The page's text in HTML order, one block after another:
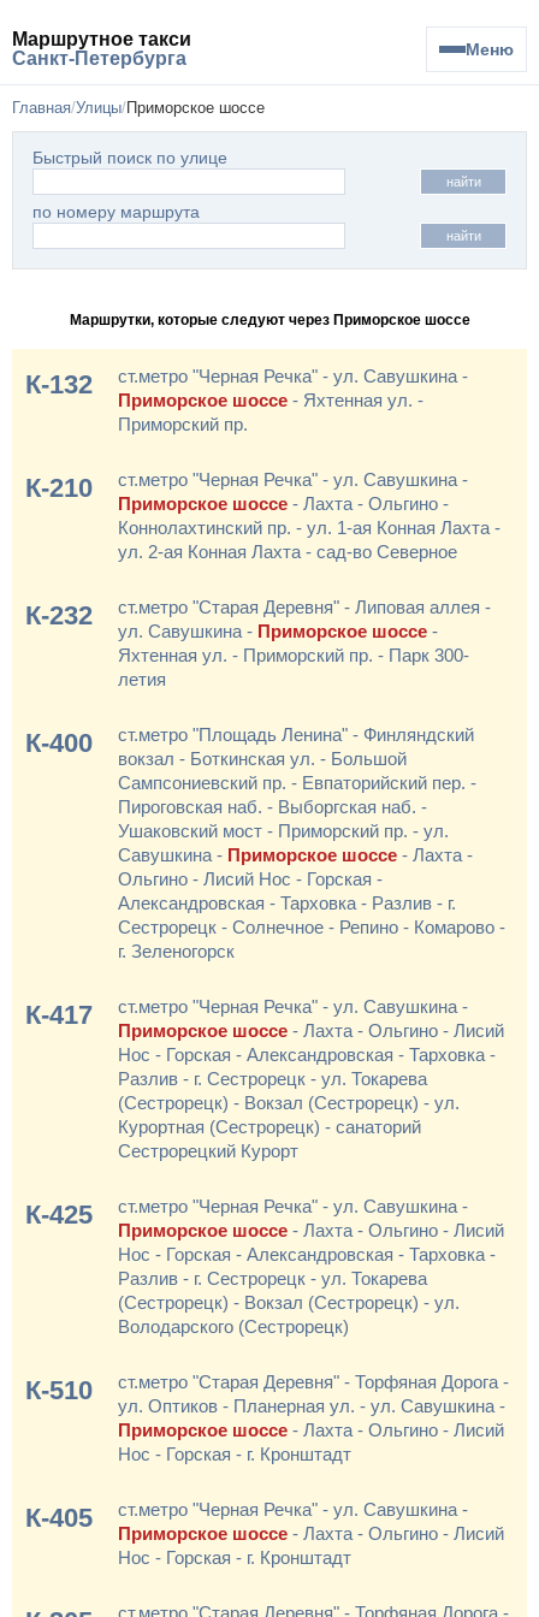
Маршрутное такси
Санкт-Петербурга
Меню
Главная Улицы Приморское шоссе
Быстрый поиск по улице
найти
по номеру маршрута
найти
Маршрутки, которые следуют через Приморское шоссе
К-132
ст.метро "Черная Речка" - ул. Савушкина -
Приморское шоссе - Яхтенная ул. -
Приморский пр.
К-210
ст.метро "Черная Речка" - ул. Савушкина -
Приморское шоссе - Лахта - Ольгино -
Коннолахтинский пр. - ул. 1-ая Конная Лахта -
ул. 2-ая Конная Лахта - сад-во Северное
К-232
ст.метро "Старая Деревня" - Липовая аллея -
ул. Савушкина - Приморское шоссе -
Яхтенная ул. - Приморский пр. - Парк 300-
летия
К-400
ст.метро "Площадь Ленина" - Финляндский
вокзал - Боткинская ул. - Большой
Сампсониевский пр. - Евпаторийский пер. -
Пироговская наб. - Выборгская наб. -
Ушаковский мост - Приморский пр. - ул.
Савушкина - Приморское шоссе - Лахта -
Ольгино - Лисий Нос - Горская -
Александровская - Тарховка - Разлив - г.
Сестрорецк - Солнечное - Репино - Комарово -
г. Зеленогорск
К-417
ст.метро "Черная Речка" - ул. Савушкина -
Приморское шоссе - Лахта - Ольгино - Лисий
Нос - Горская - Александровская - Тарховка -
Разлив - г. Сестрорецк - ул. Токарева
(Сестрорецк) - Вокзал (Сестрорецк) - ул.
Курортная (Сестрорецк) - санаторий
Сестрорецкий Курорт
К-425
ст.метро "Черная Речка" - ул. Савушкина -
Приморское шоссе - Лахта - Ольгино - Лисий
Нос - Горская - Александровская - Тарховка -
Разлив - г. Сестрорецк - ул. Токарева
(Сестрорецк) - Вокзал (Сестрорецк) - ул.
Володарского (Сестрорецк)
К-510
ст.метро "Старая Деревня" - Торфяная Дорога -
ул. Оптиков - Планерная ул. - ул. Савушкина -
Приморское шоссе - Лахта - Ольгино - Лисий
Нос - Горская - г. Кронштадт
К-405
ст.метро "Черная Речка" - ул. Савушкина -
Приморское шоссе - Лахта - Ольгино - Лисий
Нос - Горская - г. Кронштадт
ст.метро "Старая Деревня" - Торфяная Дорога -